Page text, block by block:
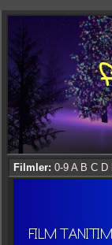
Filmler: 0-9 A B C D